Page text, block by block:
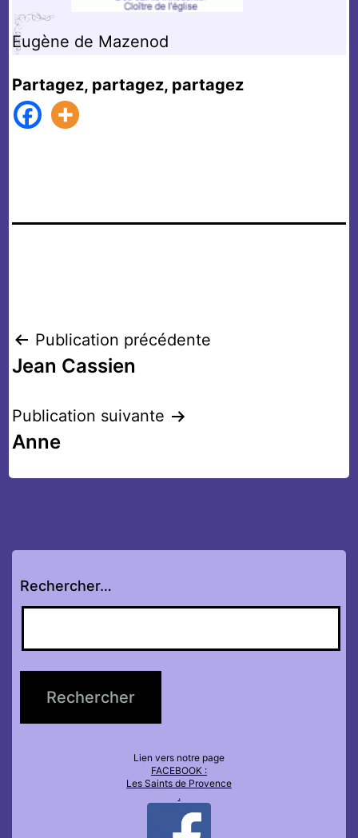
Eugène de Mazenod
Partagez, partagez, partagez
Navigation
de
l’article
Publication précédente
Jean Cassien
Publication suivante
Anne
Rechercher…
Lien vers notre page
FACEBOOK :
Les Saints de Provence
.